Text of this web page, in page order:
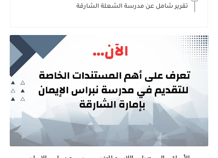
تقرير شامل عن مدرسة الشعلة الشارقة